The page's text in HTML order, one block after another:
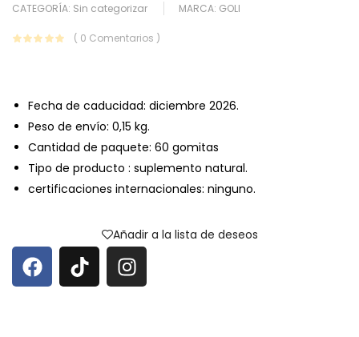
CATEGORÍA: Sin categorizar MARCA: GOLI
( 0 Comentarios )
Fecha de caducidad: diciembre 2026.
Peso de envío: 0,15 kg.
Cantidad de paquete: 60 gomitas
Tipo de producto : suplemento natural.
certificaciones internacionales: ninguno.
Añadir a la lista de deseos